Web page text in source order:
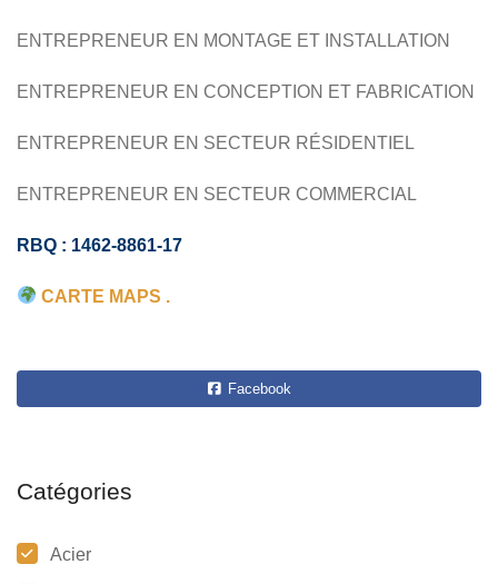
ENTREPRENEUR EN MONTAGE ET INSTALLATION
ENTREPRENEUR EN CONCEPTION ET FABRICATION
ENTREPRENEUR EN SECTEUR RÉSIDENTIEL
ENTREPRENEUR EN SECTEUR COMMERCIAL
RBQ : 1462-8861-17
CARTE MAPS .
Facebook
Catégories
Acier